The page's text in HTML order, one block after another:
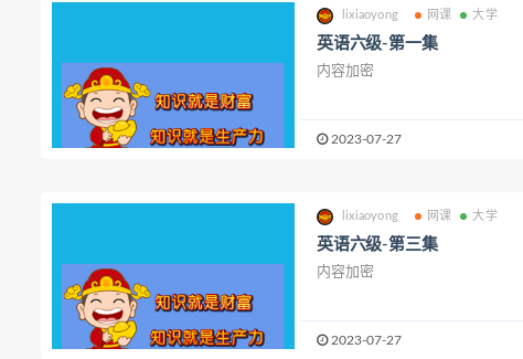
lixiaoyong 网课 大学
英语六级-第一集
内容加密
2023-07-27
lixiaoyong 网课 大学
英语六级-第三集
内容加密
2023-07-27